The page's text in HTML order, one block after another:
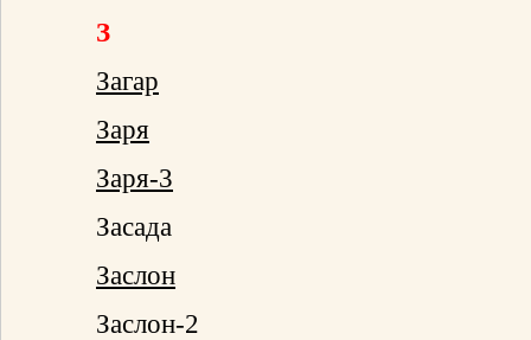
З
Загар
Заря
Заря-3
Засада
Заслон
Заслон-2